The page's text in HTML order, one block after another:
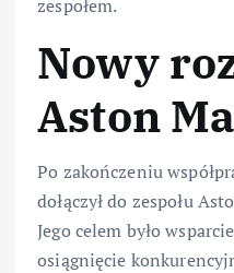
zespołem.
Nowy
Aston
Po zakończeniu
dołączył do zespołu
Jego celem było
osiągnięcie